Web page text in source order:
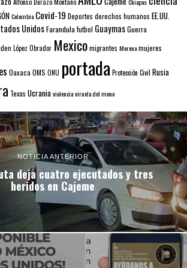
Colombia Covid-19 Deportes derechos humanos EE.UU.
UnidosFarandula futbol GuaymasGuerra
López Obrador Mexicomigrantes Morenamujeres
Oaxaca OMS ONU portada Protección Civil Rusia
Texas Ucraniaviolenciaviruela del mono
NOTICIA ANTERIOR
deja cuatro ejecutados y tres
heridos en Cajeme